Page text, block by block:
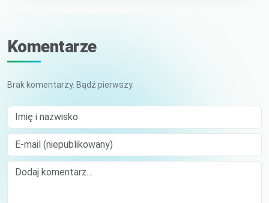
Komentarze
Brak komentarzy. Bądź pierwszy.
Imię i nazwisko
E-mail (niepublikowany)
Comment